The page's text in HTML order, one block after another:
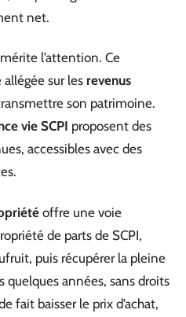
net.
mérite l’attention. Ce
sur les revenus
son patrimoine.
vie SCPI proposent des
accessibles avec des
offre une voie
de parts de SCPI,
puis récupérer la pleine
quelques années, sans droits
fait baisser le prix d’achat,